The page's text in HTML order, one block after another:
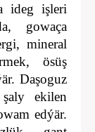
ideg işleri
gowaça
mineral
ösüş
Daşoguz
ekilen
edýär.